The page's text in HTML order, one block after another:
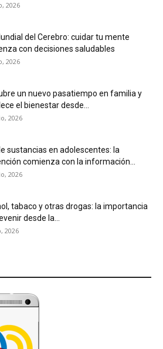
2026
del Cerebro: cuidar tu mente
con decisiones saludables
2026
un nuevo pasatiempo en familia y
el bienestar desde...
2026
sustancias en adolescentes: la
comienza con la información...
2026
tabaco y otras drogas: la importancia
desde la...
2026